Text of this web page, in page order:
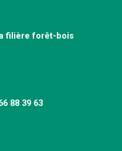
filière forêt-bois
88 39 63